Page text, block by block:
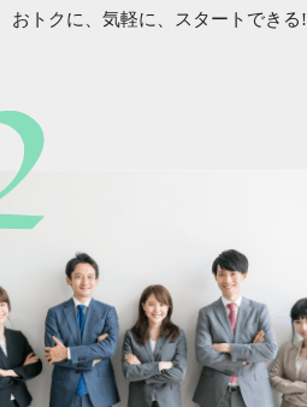
おトクに、気軽に、スタートできる!